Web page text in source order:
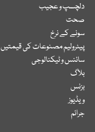
دلچسپ و عجیب
صحت
سونے کے نرخ
پیٹرولیم مصنوعات کی قیمتیں
سائنس و ٹیکنالوجی
بلاگ
بزنس
ویڈیوز
جرائم